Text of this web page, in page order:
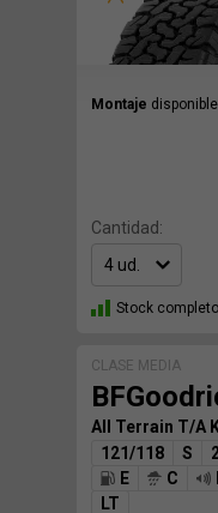
Montaje disponible
Cantidad:
Stock completo
CLASE MEDIA
All Terrain T/A
121/118
S
E
C
LT